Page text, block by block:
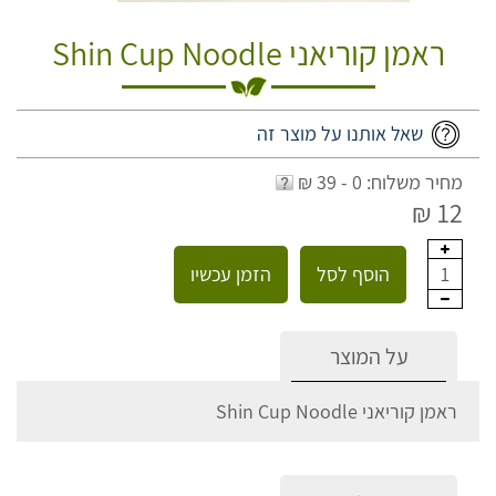
ראמן קוריאני Shin Cup Noodle
שאל אותנו על מוצר זה
מחיר משלוח: 0 - 39 ₪
12 ₪
1 הוסף לסל הזמן עכשיו
על המוצר
ראמן קוריאני Shin Cup Noodle